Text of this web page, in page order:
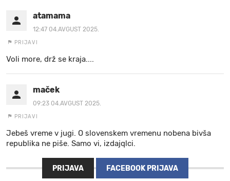
atamama
12:47 04.AVGUST 2025.
PRIJAVI
Voli more, drž se kraja....
maček
09:23 04.AVGUST 2025.
PRIJAVI
Jebeš vreme v jugi. O slovenskem vremenu nobena bivša
republika ne piše. Samo vi, izdajqlci.
PRIJAVA FACEBOOK PRIJAVA